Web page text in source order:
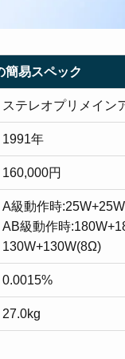
簡易スペック
ステレオプリメイン
1991年
160,000円
A級動作時
AB級動作時
130W+130W(8Ω)
0.0015%
27.0kg